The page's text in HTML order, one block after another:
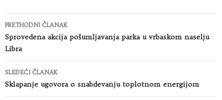
Kretanje
članaka
PRETHODNI ČLANAK
Sprovedena akcija pošumljavanja parka u vrbaskom naselju
Libra
SLEDEĆI ČLANAK
Sklapanje ugovora o snabdevanju toplotnom energijom